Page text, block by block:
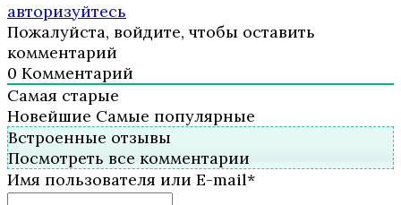
авторизуйтесь
Пожалуйста, войдите, чтобы оставить
комментарий
0 Комментарий
Самая старые
Новейшие Самые популярные
Встроенные отзывы
Посмотреть все комментарии
Имя пользователя или E-mail*